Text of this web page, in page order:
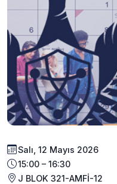
Salı, 12 Mayıs 2026
15:00 – 16:30
J BLOK 321-AMFİ-12